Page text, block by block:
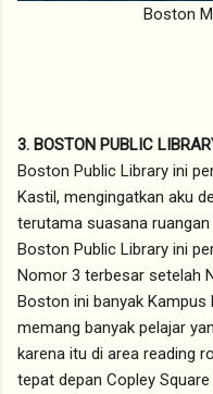
Boston
3. BOSTON PUBLIC
Boston Public Library ini
Kastil, mengingatkan aku
terutama suasana
Boston Public Library ini
Nomor 3 terbesar setelah
Boston ini banyak Kampus
memang banyak pelajar
karena itu di area reading
tepat depan Copley